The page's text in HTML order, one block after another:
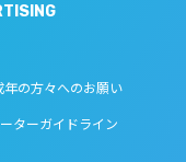
年の方々へのお願い
ターガイドライン